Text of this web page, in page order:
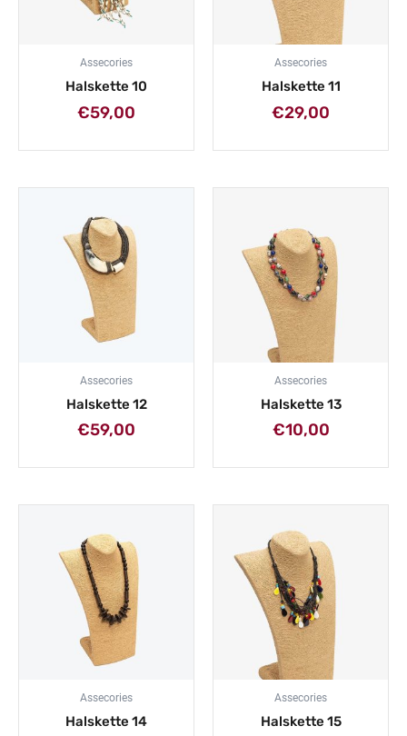
Assecories
Halskette 10
€59,00
Assecories
Halskette 11
€29,00
Assecories
Halskette 12
€59,00
Assecories
Halskette 13
€10,00
Assecories
Halskette 14
Assecories
Halskette 15